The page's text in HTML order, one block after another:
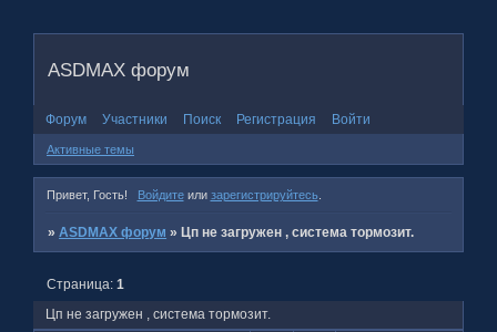
ASDMAX форум
Форум Участники Поиск Регистрация Войти
Активные темы
Привет, Гость! Войдитеили зарегистрируйтесь.
»ASDMAX форум » Цп не загружен , система тормозит.
Цп не загружен , система тормозит.
Страница:1